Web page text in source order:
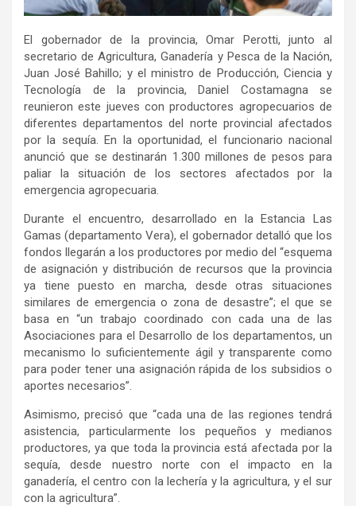
El gobernador de la provincia, Omar Perotti, junto al
secretario de Agricultura, Ganadería y Pesca de la Nación,
Juan José Bahillo; y el ministro de Producción, Ciencia y
Tecnología de la provincia, Daniel Costamagna se
reunieron este jueves con productores agropecuarios de
diferentes departamentos del norte provincial afectados
por la sequía. En la oportunidad, el funcionario nacional
anunció que se destinarán 1.300 millones de pesos para
paliar la situación de los sectores afectados por la
emergencia agropecuaria.
Durante el encuentro, desarrollado en la Estancia Las
Gamas (departamento Vera), el gobernador detalló que los
fondos llegarán a los productores por medio del “esquema
de asignación y distribución de recursos que la provincia
ya tiene puesto en marcha, desde otras situaciones
similares de emergencia o zona de desastre”; el que se
basa en “un trabajo coordinado con cada una de las
Asociaciones para el Desarrollo de los departamentos, un
mecanismo lo suficientemente ágil y transparente como
para poder tener una asignación rápida de los subsidios o
aportes necesarios”.
Asimismo, precisó que “cada una de las regiones tendrá
asistencia, particularmente los pequeños y medianos
productores, ya que toda la provincia está afectada por la
sequía, desde nuestro norte con el impacto en la
ganadería, el centro con la lechería y la agricultura, y el sur
con la agricultura”.